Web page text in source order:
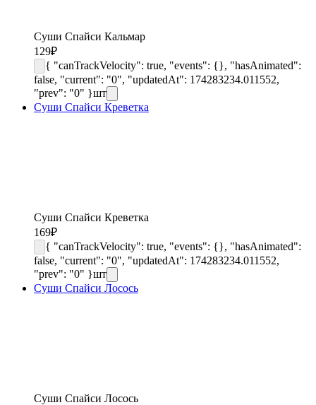
Суши Спайси Кальмар
129₽
{ "canTrackVelocity": true, "events": {}, "hasAnimated":
false, "current": "0", "updatedAt": 174283234.011552,
"prev": "0" }шт
Суши Спайси Креветка
Суши Спайси Креветка
169₽
{ "canTrackVelocity": true, "events": {}, "hasAnimated":
false, "current": "0", "updatedAt": 174283234.011552,
"prev": "0" }шт
Суши Спайси Лосось
Суши Спайси Лосось